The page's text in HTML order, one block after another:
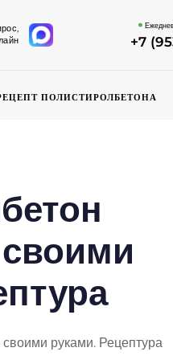
+7
ПОЛИСТИРОЛБЕТОНА
руками. Рецептура